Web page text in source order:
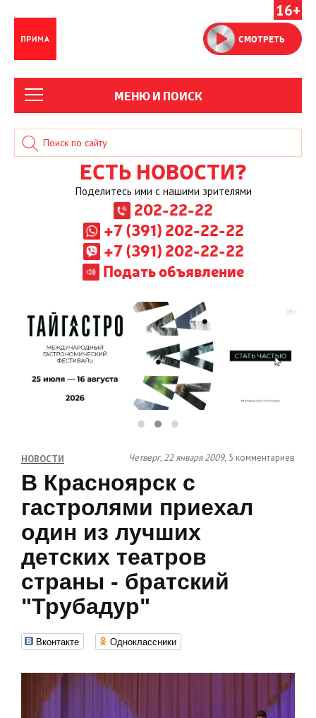
16+
СМОТРЕТЬ
МЕНЮ И ПОИСК
ЕСТЬ НОВОСТИ?
Поделитесь ими с нашими зрителями
202-22-22
+7 (391) 202-22-22
+7 (391) 202-22-22
Подать объявление
НОВОСТИ Четверг, 22 января 2009, 5 комментариев
В Красноярск с
гастролями приехал
один из лучших
детских театров
страны - братский
"Трубадур"
Вконтакте Одноклассники